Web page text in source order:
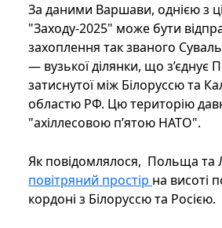
За даними Варшави, однією з
"Заходу-2025" може бути
захоплення так званого
— вузької ділянки, що з’єднує
затиснутої між Білоруссю та
областю РФ. Цю територію
"ахіллесовою п’ятою НАТО".
Як повідомлялося, Польща та
повітряний простір на висоті
кордоні з Білоруссю та Росією.